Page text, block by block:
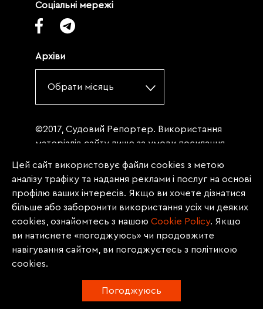
Соціальні мережі
Архіви
Обрати місяць
©2017, Судовий Репортер. Використання
матеріалів сайту лише за умови посилання
«Судовий репортер» не нижче третього
абзацу. Матеріали, щодо яких міститься
заборона на повну републікацію
(передрук, копіювання, відтворення або
інше використання), заборонено
передруковувати без згоди редакції.
Матеріали з позначкою PROMOTED, ЗА
Цей сайт використовує файли cookies з метою
аналізу трафіку та надання реклами і послуг на основі
профілю ваших інтересів. Якщо ви хочете дізнатися
більше або заборонити використання усіх чи деяких
cookies, ознайомтесь з нашою Сookie Policy. Якщо
ви натиснете «погоджуюсь» чи продовжите
навігування сайтом, ви погоджуєтесь з політикою
cookies.
Погоджуюсь